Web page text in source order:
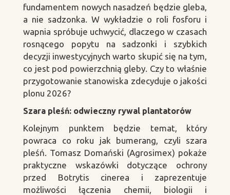
fundamentem nowych nasadzeń będzie gleba,
a nie sadzonka. W wykładzie o roli fosforu i
wapnia spróbuje uchwycić, dlaczego w czasach
rosnącego popytu na sadzonki i szybkich
decyzji inwestycyjnych warto skupić się na tym,
co jest pod powierzchnią gleby. Czy to właśnie
przygotowanie stanowiska zdecyduje o jakości
plonu 2026?
Szara pleśń: odwieczny rywal plantatorów
Kolejnym punktem będzie temat, który
powraca co roku jak bumerang, czyli szara
pleśń. Tomasz Domański (Agrosimex) pokaże
praktyczne wskazówki dotyczące ochrony
przed Botrytis cinerea i zaprezentuje
możliwości łączenia chemii, biologii i